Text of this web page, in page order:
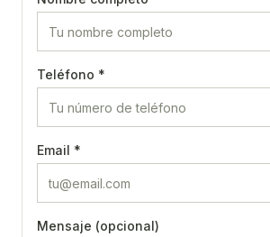
Teléfono *
Email *
Mensaje (opcional)